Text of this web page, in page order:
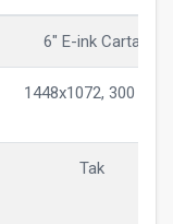
6" E-ink Carta
1448x1072, 300 ppi
Tak